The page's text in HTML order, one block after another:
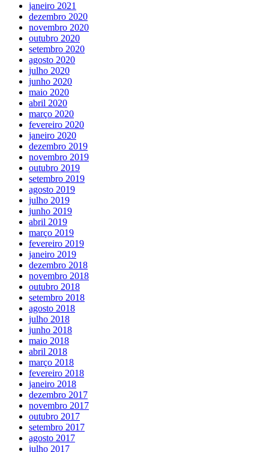
janeiro 2021
dezembro 2020
novembro 2020
outubro 2020
setembro 2020
agosto 2020
julho 2020
junho 2020
maio 2020
abril 2020
março 2020
fevereiro 2020
janeiro 2020
dezembro 2019
novembro 2019
outubro 2019
setembro 2019
agosto 2019
julho 2019
junho 2019
abril 2019
março 2019
fevereiro 2019
janeiro 2019
dezembro 2018
novembro 2018
outubro 2018
setembro 2018
agosto 2018
julho 2018
junho 2018
maio 2018
abril 2018
março 2018
fevereiro 2018
janeiro 2018
dezembro 2017
novembro 2017
outubro 2017
setembro 2017
agosto 2017
julho 2017